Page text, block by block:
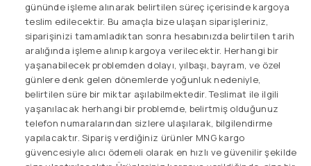
gününde işleme alınarak belirtilen süreç içerisinde kargoya
teslim edilecektir. Bu amaçla bize ulaşan siparişleriniz,
siparişinizi tamamladıktan sonra hesabınızda belirtilen tarih
aralığında işleme alınıp kargoya verilecektir. Herhangi bir
yaşanabilecek problemden dolayı, yılbaşı, bayram, ve özel
günlere denk gelen dönemlerde yoğunluk nedeniyle,
belirtilen süre bir miktar aşılabilmektedir. Teslimat ile ilgili
yaşanılacak herhangi bir problemde, belirtmiş olduğunuz
telefon numaralarından sizlere ulaşılarak, bilgilendirme
yapılacaktır. Sipariş verdiğiniz ürünler MNG kargo
güvencesiyle alıcı ödemeli olarak en hızlı ve güvenilir şekilde